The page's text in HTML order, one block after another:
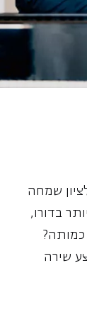
שמחה
בדורו,
שירה